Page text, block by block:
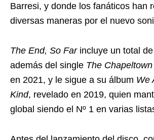
Barresi, y donde los fanáticos han
diversas maneras por el nuevo
The End, So Far incluye un total
además del single The
en 2021, y le sigue a su álbum We
Kind, revelado en 2019, quien
global siendo el Nº 1 en varias